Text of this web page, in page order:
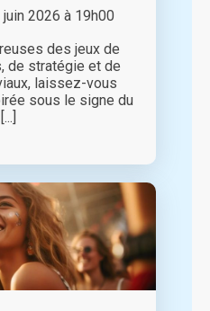
2026 à 19h00
des jeux de
de stratégie et de
laissez-vous
sous le signe du
[...]